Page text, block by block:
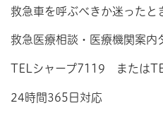
救急車を呼ぶべきか迷った
救急医療相談・医療機関案内
TELシャープ7119 または
24時間365日対応